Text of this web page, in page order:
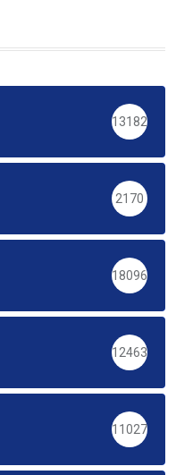
13182
2170
18096
12463
11027